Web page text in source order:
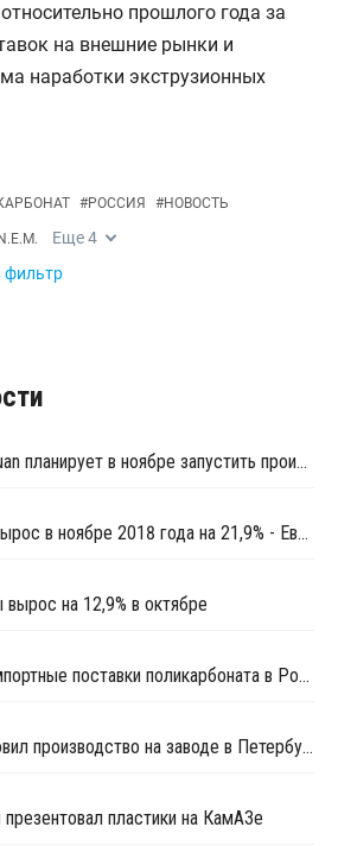
прошлого года за
на внешние рынки и
наработки экструзионных
#РОССИЯ #НОВОСТЬ
Еще4
фильтр
Henan Puyang Shengyuan планирует в ноябре запустить производство ПК в Китае
Импорт ПК в Европу вырос в ноябре 2018 года на 21,9% - Евростат
на 12,9% в октябре
За десять месяцев импортные поставки поликарбоната в Россию сократились на 35%
General Motors остановил производство на заводе в Петербурге
пластики на КамАЗе